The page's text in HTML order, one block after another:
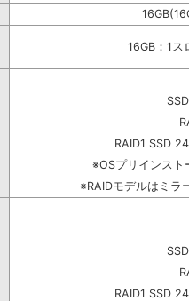
16GB：1
RAID1 SSD
※OSプリインスト
※RAIDモデルはミラ
RAID1 SSD